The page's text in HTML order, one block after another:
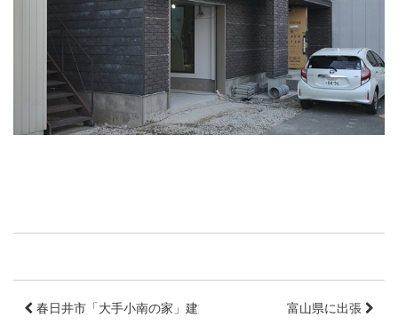
春日井市「大手小南の家」建築模型 富山県に出張